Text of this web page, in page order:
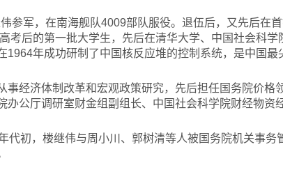
参军，在南海舰队4009部队服役。退伍后，又先后在
考后的第一批大学生，先后在清华大学、中国社会科
1964年成功研制了中国核反应堆的控制系统，是中国最
事经济体制改革和宏观政策研究，先后担任国务院价格
办公厅调研室财金组副组长、中国社会科学院财经物资
代初，楼继伟与周小川、郭树清等人被国务院机关事